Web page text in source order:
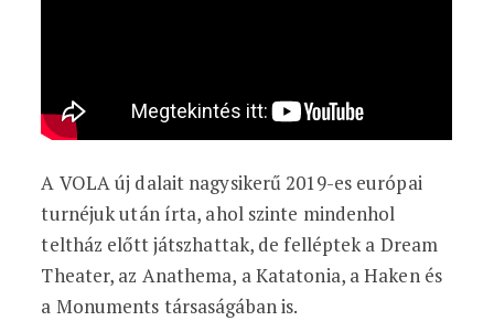
A VOLA új dalait nagysikerű 2019-es európai
turnéjuk után írta, ahol szinte mindenhol
teltház előtt játszhattak, de felléptek a Dream
Theater, az Anathema, a Katatonia, a Haken és
a Monuments társaságában is.